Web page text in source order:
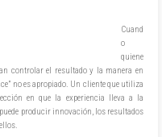
Cuand
o
quiene
controlar el resultado y la manera en
no es apropiado. Un cliente que utiliza
en que la experiencia lleva a la
puede producir innovación, los resultados